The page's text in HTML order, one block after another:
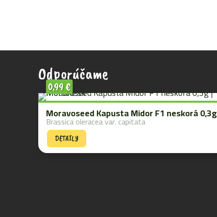
Odporúčame
Moravoseed Kapusta Midor F1 neskorá 0,3g
0,99€
Brassica oleracea var. capitata
DETAILY